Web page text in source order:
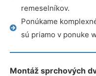
remeselníkov.
Ponúkame
sú priamo v ponuke
Montáž sprchových